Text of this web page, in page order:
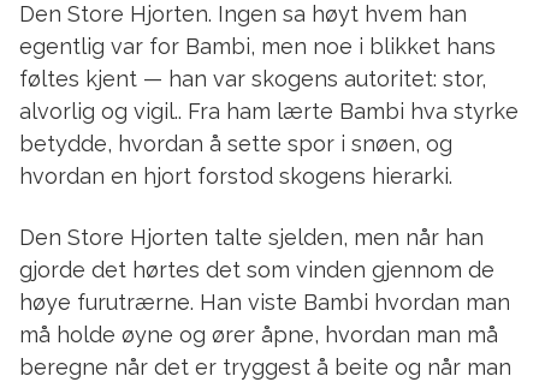
Den Store Hjorten. Ingen sa høyt hvem han
egentlig var for Bambi, men noe i blikket hans
føltes kjent — han var skogens autoritet: stor,
alvorlig og vigil.. Fra ham lærte Bambi hva styrke
betydde, hvordan å sette spor i snøen, og
hvordan en hjort forstod skogens hierarki.
Den Store Hjorten talte sjelden, men når han
gjorde det hørtes det som vinden gjennom de
høye furutrærne. Han viste Bambi hvordan man
må holde øyne og ører åpne, hvordan man må
beregne når det er tryggest å beite og når man